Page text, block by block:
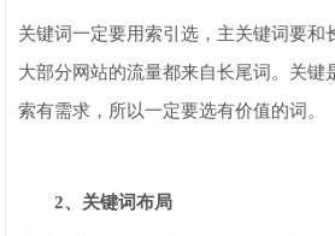
关键词一定要用索引选，主关键词要和
大部分网站的流量都来自长尾词。关键
索有需求，所以一定要选有价值的词。
2、关键词布局